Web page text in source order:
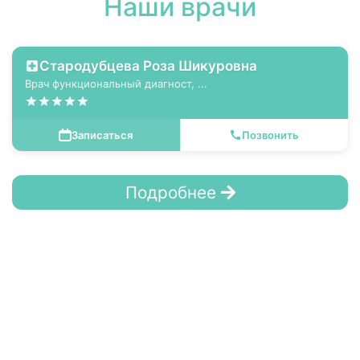
Наши врачи
Стародубцева Роза Шикуровна
Врач функциональный диагност, ...
Записаться Позвонить
Подробнее